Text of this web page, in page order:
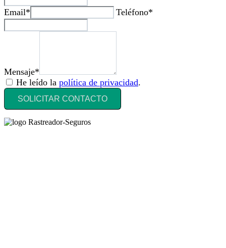
Email* Teléfono*
Mensaje*
He leído la política de privacidad.
SOLICITAR CONTACTO